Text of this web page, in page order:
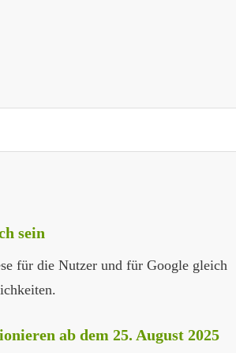
sein
für die Nutzer und für Google gleich
ab dem 25. August 2025